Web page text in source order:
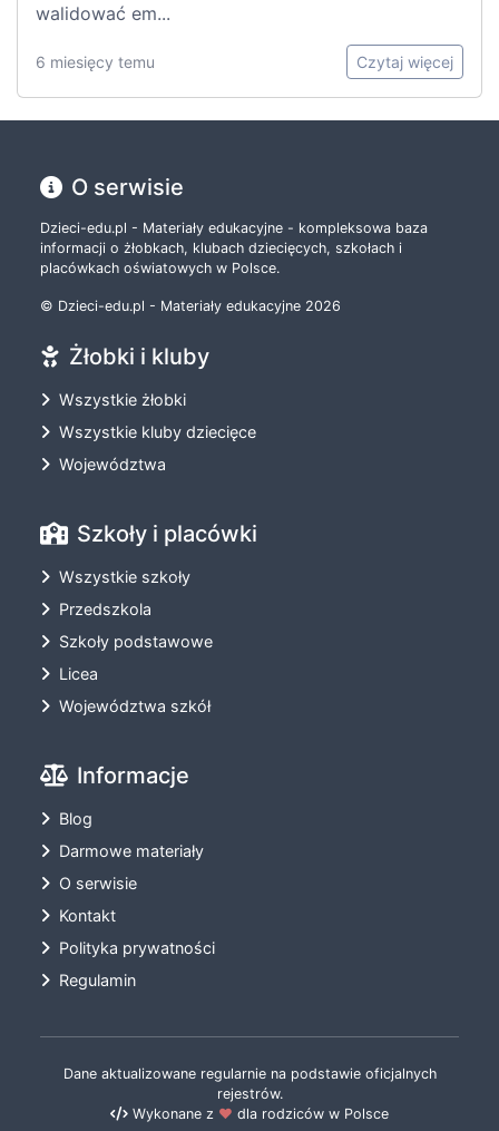
walidować em...
6 miesięcy temu Czytaj więcej
O serwisie
Dzieci-edu.pl - Materiały edukacyjne - kompleksowa baza
informacji o żłobkach, klubach dziecięcych, szkołach i
placówkach oświatowych w Polsce.
© Dzieci-edu.pl - Materiały edukacyjne 2026
Żłobki i kluby
Wszystkie żłobki
Wszystkie kluby dziecięce
Województwa
Szkoły i placówki
Wszystkie szkoły
Przedszkola
Szkoły podstawowe
Licea
Województwa szkół
Informacje
Blog
Darmowe materiały
O serwisie
Kontakt
Polityka prywatności
Regulamin
Dane aktualizowane regularnie na podstawie oficjalnych
rejestrów.
Wykonane z ❤️ dla rodziców w Polsce